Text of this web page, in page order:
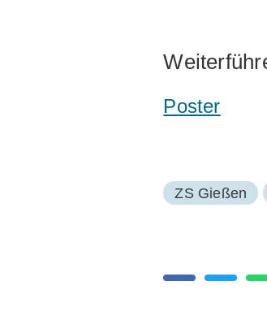
Poster
ZS Gießen